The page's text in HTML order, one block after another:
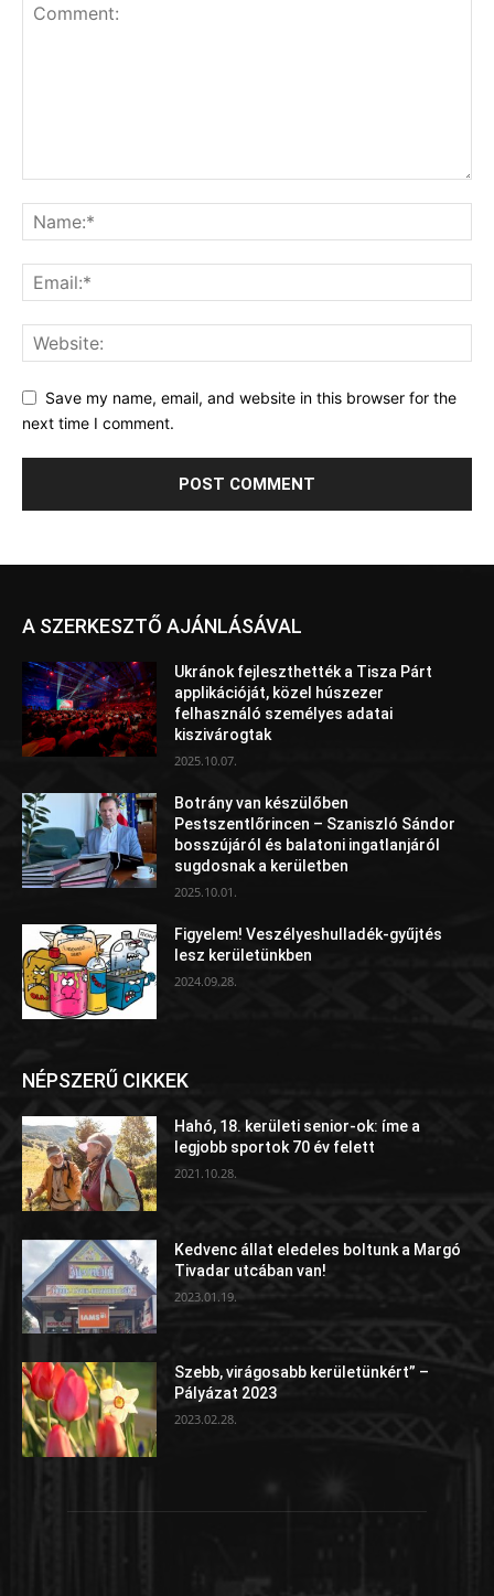
Save my name, email, and website in this browser for the
next time I comment.
A SZERKESZTŐ AJÁNLÁSÁVAL
Ukránok fejleszthették a Tisza Párt
applikációját, közel húszezer
felhasználó személyes adatai
kiszivárogtak
2025.10.07.
Botrány van készülőben
Pestszentlőrincen – Szaniszló Sándor
bosszújáról és balatoni ingatlanjáról
sugdosnak a kerületben
2025.10.01.
Figyelem! Veszélyeshulladék-gyűjtés
lesz kerületünkben
2024.09.28.
NÉPSZERŰ CIKKEK
Hahó, 18. kerületi senior-ok: íme a
legjobb sportok 70 év felett
2021.10.28.
Kedvenc állat eledeles boltunk a Margó
Tivadar utcában van!
2023.01.19.
Szebb, virágosabb kerületünkért” –
Pályázat 2023
2023.02.28.